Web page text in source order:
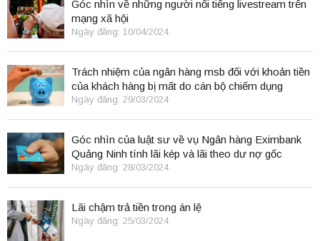
Góc nhìn về những người nổi tiếng livestream trên
mạng xã hội
Ngày đăng: 10/04/2024
Trách nhiệm của ngân hàng msb đối với khoản tiền
của khách hàng bị mất do cán bộ chiếm dụng
Ngày đăng: 29/03/2024
Góc nhìn của luật sư về vụ Ngân hàng Eximbank
Quảng Ninh tính lãi kép và lãi theo dư nợ gốc
Ngày đăng: 28/03/2024
Lãi chậm trả tiền trong án lệ
Ngày đăng: 25/03/2024